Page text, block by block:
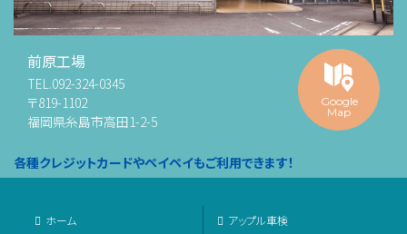
前原工場
TEL.092-324-0345
〒819-1102
福岡県糸島市高田1-2-5
Google
Map
各種クレジットカードやペイペイもご利用できます！
ホーム
アップル車検